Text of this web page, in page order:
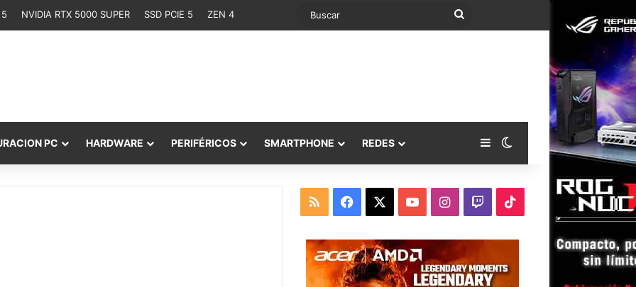
NVIDIA RTX 5000 SUPER SSD PCIE 5 ZEN 4 Buscar
PC HARDWARE PERIFÉRICOS SMARTPHONE REDES Barra lateral
Switch skin
RSS Facebook YouTubeInstagram
TwitchTikTok